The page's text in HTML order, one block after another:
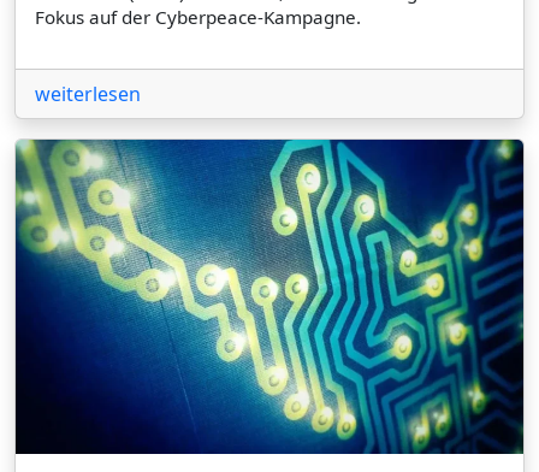
Fokus auf der Cyberpeace-Kampagne.
weiterlesen